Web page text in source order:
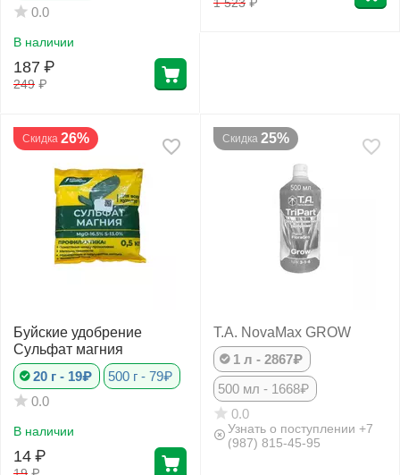
0.0
В наличии
249 ₽
187 ₽
1 523 ₽
Скидка 26%
Буйские удобрение
Сульфат магния
20 г - 19₽
500 г - 79₽
0.0
В наличии
14 ₽
Скидка 25%
T.A. NovaMax GROW
1 л - 2867₽
500 мл - 1668₽
0.0
Узнать о поступлении +7
(987) 815-45-95